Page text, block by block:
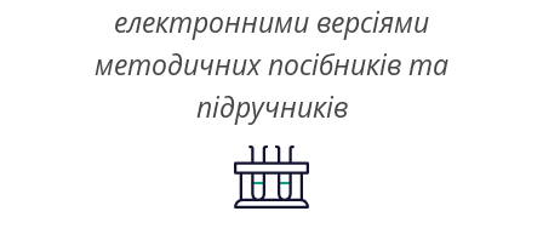
електронними версіями
методичних посібників та
підручників